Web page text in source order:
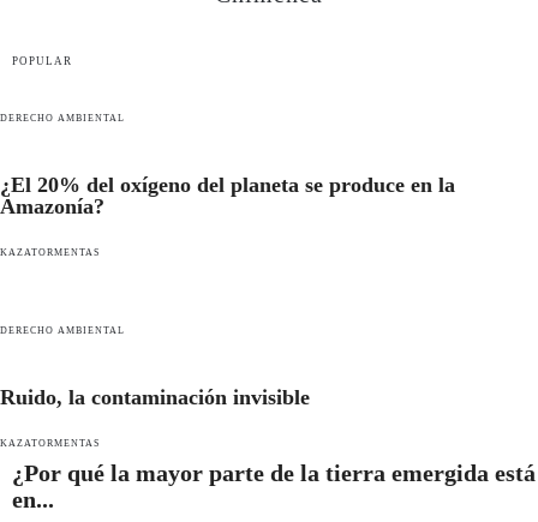
POPULAR
DERECHO AMBIENTAL
¿El 20% del oxígeno del planeta se produce en la
Amazonía?
KAZATORMENTAS
DERECHO AMBIENTAL
Ruido, la contaminación invisible
KAZATORMENTAS
¿Por qué la mayor parte de la tierra emergida está
en...